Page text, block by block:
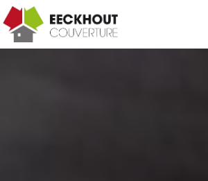
Panneau de gestion des cookies